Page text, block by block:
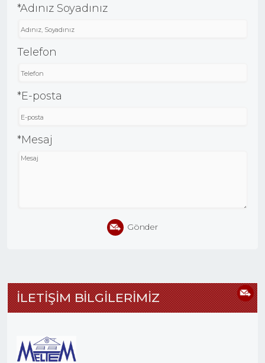
*Adınız Soyadınız
Telefon
*E-posta
*Mesaj
Gönder
İLETİŞİM BİLGİLERİMİZ